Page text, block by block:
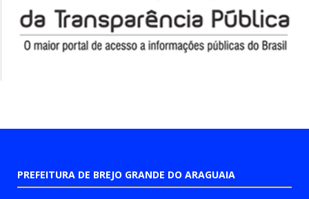
PREFEITURA DE BREJO GRANDE DO ARAGUAIA